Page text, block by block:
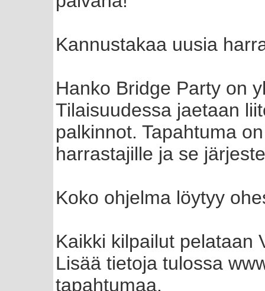
Kannustakaa uusia
Hanko Bridge Party on
Tilaisuudessa jaetaan
palkinnot. Tapahtuma
harrastajille ja se
Koko ohjelma löytyy
Kaikki kilpailut pelataan
Lisää tietoja tulossa
tapahtumaa.